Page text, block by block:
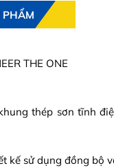
PHẨM
THE ONE
thép sơn tĩnh
kế sử dụng đồng bộ